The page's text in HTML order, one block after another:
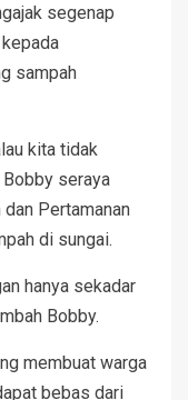
segenap
sampah
kita tidak
Bobby seraya
Pertamanan
di sungai.
hanya sekadar
Bobby.
membuat warga
bebas dari